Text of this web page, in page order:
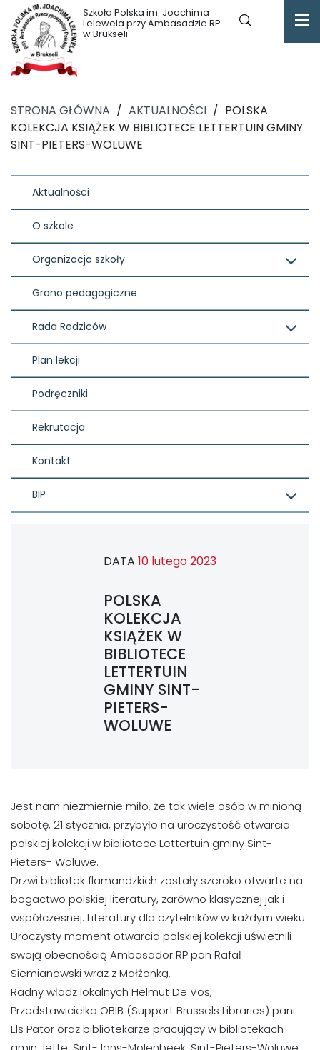
Szkoła Polska im. Joachima
Lelewela przy Ambasadzie RP
w Brukseli
STRONA GŁÓWNA / AKTUALNOŚCI / POLSKA
KOLEKCJA KSIĄŻEK W BIBLIOTECE LETTERTUIN GMINY
SINT-PIETERS-WOLUWE
Aktualności
O szkole
Organizacja szkoły
Grono pedagogiczne
Rada Rodziców
Plan lekcji
Podręczniki
Rekrutacja
Kontakt
BIP
DATA 10 lutego 2023
POLSKA
KOLEKCJA
KSIĄŻEK W
BIBLIOTECE
LETTERTUIN
GMINY SINT-
PIETERS-
WOLUWE
Jest nam niezmiernie miło, że tak wiele osób w minioną
sobotę, 21 stycznia, przybyło na uroczystość otwarcia
polskiej kolekcji w bibliotece Lettertuin gminy Sint-
Pieters- Woluwe.
Drzwi bibliotek flamandzkich zostały szeroko otwarte na
bogactwo polskiej literatury, zarówno klasycznej jak i
współczesnej. Literatury dla czytelników w każdym wieku.
Uroczysty moment otwarcia polskiej kolekcji uświetnili
swoją obecnością Ambasador RP pan Rafał
Siemianowski wraz z Małżonką,
Radny władz lokalnych Helmut De Vos,
Przedstawicielka OBIB (Support Brussels Libraries) pani
Els Pator oraz bibliotekarze pracujący w bibliotekach